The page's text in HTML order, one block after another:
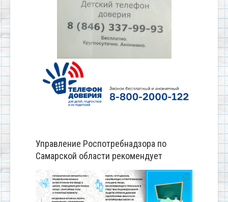
Управление Роспотребнадзора по
Самарской области рекомендует